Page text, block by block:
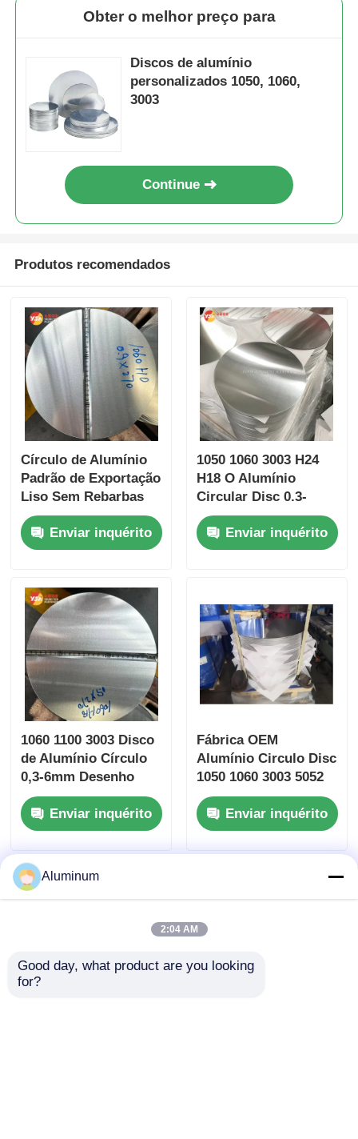
Obter o melhor preço para
Discos de alumínio
personalizados 1050, 1060,
3003
Continue
Produtos recomendados
Círculo de Alumínio
Padrão de Exportação
Liso Sem Rebarbas
Disco de Alumínio de
Corte de Precisão
Envio Global
Internacional Para
Múltiplos
Processamentos
Industriais
Enviar inquérito
1050 1060 3003 H24
H18 O Alumínio
Circular Disc 0.3-
6.0mm Finish Mill
Para cozinhar
Cozinha Auto Roda
Enviar inquérito
1060 1100 3003 Disco
de Alumínio Círculo
0,3-6mm Desenho
profundo Para
utensílios de cozinha
Pan não pegajoso
utensílios de cozinha
utensílios de cozinha
Enviar inquérito
Fábrica OEM
Alumínio Circulo Disc
1050 1060 3003 5052
DC CC Frio Quente
laminado Dimensões
personalizadas
Alumínio Disc para
Enviar inquérito
Aluminum
2:04 AM
Good day, what product are you looking
for?